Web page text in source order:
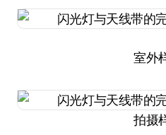
室外
拍摄